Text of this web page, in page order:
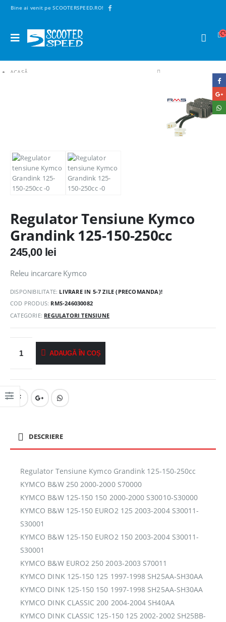
Bine ai venit pe SCOOTERSPEED.RO!
ACASĂ
Regulator Tensiune Kymco
Grandink 125-150-250cc
245,00 lei
Releu incarcare Kymco
DISPONIBILITATE: LIVRARE IN 5-7 ZILE (PRECOMANDA)!
COD PRODUS: RMS-246030082
CATEGORIE: REGULATORI TENSIUNE
ADAUGĂ ÎN COȘ
DESCRIERE
Regulator Tensiune Kymco Grandink 125-150-250cc
KYMCO B&W 250 2000-2000 S70000
KYMCO B&W 125-150 150 2000-2000 S30010-S30000
KYMCO B&W 125-150 EURO2 125 2003-2004 S30011-
S30001
KYMCO B&W 125-150 EURO2 150 2003-2004 S30011-
S30001
KYMCO B&W EURO2 250 2003-2003 S70011
KYMCO DINK 125-150 125 1997-1998 SH25AA-SH30AA
KYMCO DINK 125-150 150 1997-1998 SH25AA-SH30AA
KYMCO DINK CLASSIC 200 2004-2004 SH40AA
KYMCO DINK CLASSIC 125-150 125 2002-2002 SH25BB-